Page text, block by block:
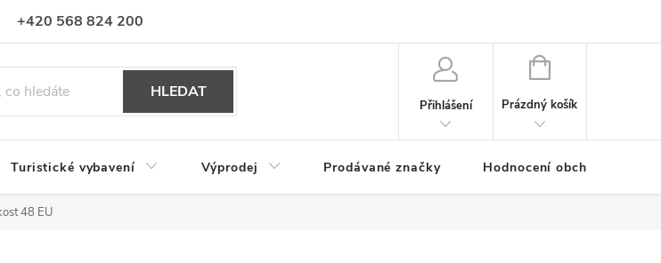
+420 568 824 200
a platba Hodnocení obchodu
HLEDAT
Přihlášení
NÁKUPNÍ
Prázdný košík
Turistické vybavení Výprodej Prodávané značky Hodnocení obchodu
48 EU